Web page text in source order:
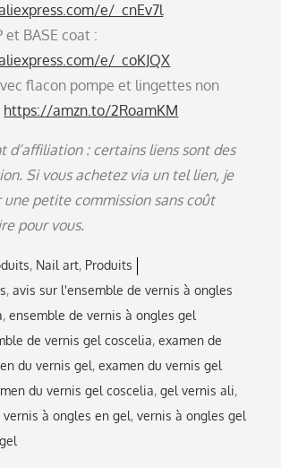
e/_cnEv7l
et BASE coat :
e/_coKJQX
flacon pompe et lingettes non
https://amzn.to/2RoamKM
d’affiliation : certains liens sont des
Si vous achetez via un tel lien, je
une petite commission sans coût
pour vous.
Nail art Produits
,avis sur l'ensemble de vernis à ongles
,ensemble de vernis à ongles gel
de vernis gel coscelia,examen de
du vernis gel,examen du vernis gel
du vernis gel coscelia,gel vernis ali,
vernis à ongles en gel,vernis à ongles gel